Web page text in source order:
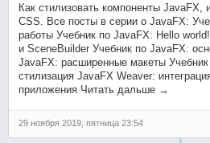
Как стилизовать компоненты JavaFX,
CSS. Все посты в серии о JavaFX:
работы Учебник по JavaFX: Hello
и SceneBuilder Учебник по JavaFX:
JavaFX: расширенные макеты
стилизация JavaFX Weaver:
приложения Читать дальше →
29 ноября 2019, пятница 23:54